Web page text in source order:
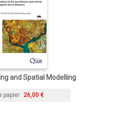
and Spatial Modelling
papier 26,00 €